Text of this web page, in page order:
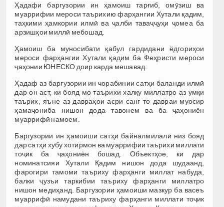
Ҳадафи баргузории ин ҳамоиш тарғиб, омӯзиш ва
муаррифии мероси таърихию фарҳангии Хутали қадим,
таҳкими ҳамкории илмӣ ва ҷалби таваҷҷуҳи ҷомеа ба
арзишҳои миллӣ мебошад.
Ҳамоиш ба муносибати қабул гардидани ёдгориҳои
мероси фарҳангии Хутали қадим ба Феҳристи мероси
ҷаҳонии ЮНЕСКО доир карда мешавад.
Ҳадаф аз баргузории ин чорабинии сатҳи баланди илмӣ
дар он аст, ки бояд мо таърихи халқу миллатро аз умқи
таърих, яъне аз давраҳои асри санг то давраи муосир
ҳамаҷониба нишон дода тавонем ва ба ҷаҳониён
муаррифӣ намоем.
Баргузории ин ҳамоиши сатҳи байналмилалӣ низ бояд
дар сатҳи хубу хотирмон ва муаррифии таърихи миллати
тоҷик ба ҷаҳониён бошад. Объектҳое, ки дар
номинатсияи Хутали Қадим нишон дода шудаанд,
фарогири тамоми таъриху фарҳанги миллат набуда,
балки ҷузъи таркибии таъриху фарҳанги миллатро
нишон медиҳанд. Баргузории ҳамоиши мазкур ба васеъ
муаррифӣ намудани таъриху фарҳанги миллати тоҷик